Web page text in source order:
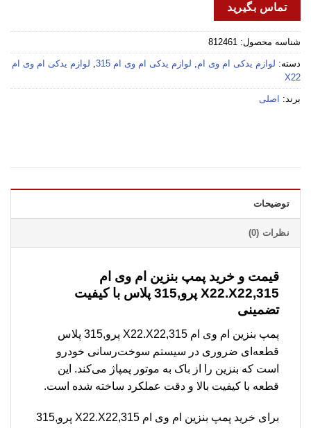
تماس بگیرید
شناسه محصول: 812461
دسته: لوازم یدکی ام وی ام, لوازم یدکی ام وی ام 315 , لوازم یدکی ام وی ام
X22
برند: اصلی
توضیحات
نظرات (0)
قیمت و خرید پمپ بنزین ام وی ام
315,X22.X22 پرو,315 پلاس با کیفیت
تضمینی
پمپ بنزین ام وی ام 315,X22.X22 پرو,315 پلاس
قطعه‌ای ضروری در سیستم سوخت‌رسانی خودرو
است که بنزین را از باک به موتور پمپاژ می‌کند. این
قطعه با کیفیت بالا و دقت عملکرد ساخته شده است.
برای خرید پمپ بنزین ام وی ام 315,X22.X22 پرو,315